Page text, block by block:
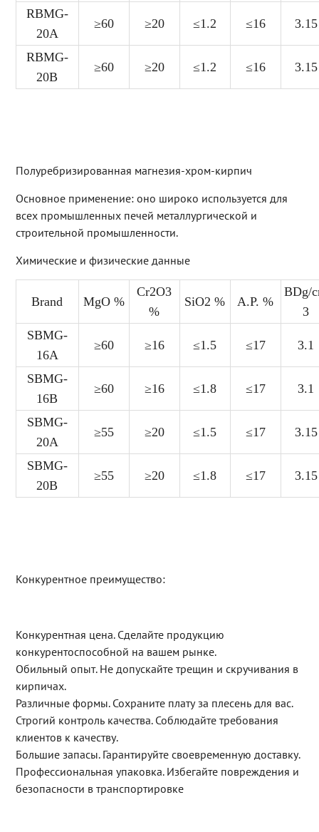
RBMG-
20A
≥60 ≥20 ≤1.2 ≤16 3.15
RBMG-
20B
≥60 ≥20 ≤1.2 ≤16 3.15
Полуребризированная магнезия-хром-кирпич
Основное применение: оно широко используется для
всех промышленных печей металлургической и
строительной промышленности.
Химические и физические данные
Brand MgO %
Cr2O3
%
SiO2 % A.P. %
BDg/
3
SBMG-
16A
≥60 ≥16 ≤1.5 ≤17 3.1
SBMG-
16B
≥60 ≥16 ≤1.8 ≤17 3.1
SBMG-
20A
≥55 ≥20 ≤1.5 ≤17 3.15
SBMG-
20B
≥55 ≥20 ≤1.8 ≤17 3.15
Конкурентное преимущество:
Конкурентная цена. Сделайте продукцию
конкурентоспособной на вашем рынке.
Обильный опыт. Не допускайте трещин и скручивания в
кирпичах.
Различные формы. Сохраните плату за плесень для вас.
Строгий контроль качества. Соблюдайте требования
клиентов к качеству.
Большие запасы. Гарантируйте своевременную доставку.
Профессиональная упаковка. Избегайте повреждения и
безопасности в транспортировке